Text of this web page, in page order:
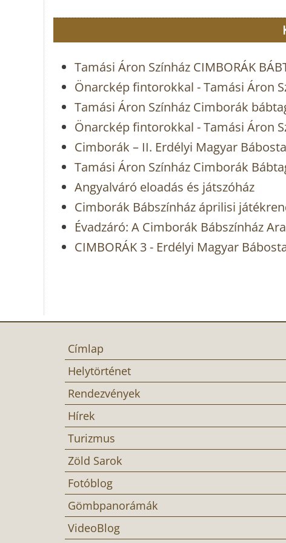
Tamási Áron Színház CIMBORÁK
Önarckép fintorokkal - Tamási Áron
Tamási Áron Színház Cimborák
Önarckép fintorokkal - Tamási Áron
Cimborák – II. Erdélyi Magyar
Tamási Áron Színház Cimborák
Angyalváró eloadás és játszóház
Cimborák Bábszínház áprilisi
Évadzáró: A Cimborák Bábszínház
CIMBORÁK 3 - Erdélyi Magyar
Címlap
Helytörténet
Rendezvények
Hírek
Turizmus
Zöld Sarok
Fotóblog
Gömbpanorámák
VideoBlog